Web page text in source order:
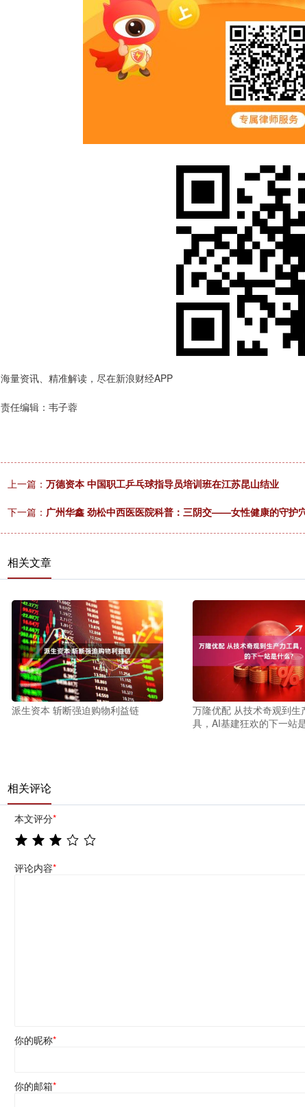
海量资讯、精准解读，尽在新浪财经APP
责任编辑：韦子蓉
上一篇： 万德资本 中国职工乒乓球指导员培训班在江苏昆山结业
下一篇： 广州华鑫 劲松中西医医院科普：三阴交——女性健康的守护
相关文章
派生资本 斩断强迫购物利益链
万隆优配 从技术奇观到生
具，AI基建狂欢的下一站
相关评论
本文评分*
评论内容*
你的昵称*
你的邮箱*